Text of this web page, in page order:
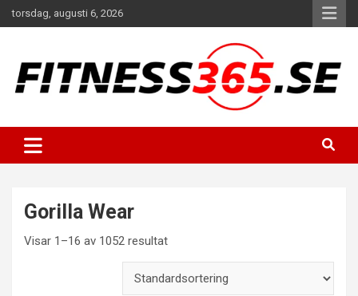
Hoppa
till
torsdag, augusti 6, 2026
FITNESS365
Gorilla Wear
Visar 1–16 av 1052 resultat